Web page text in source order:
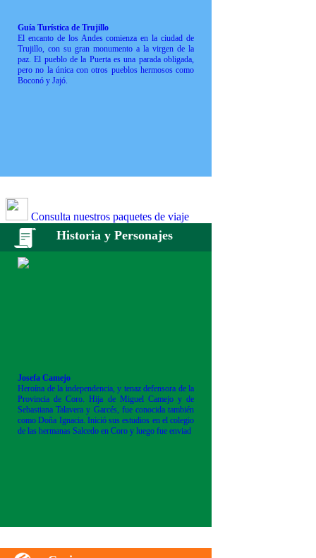
Guía Turística de Trujillo
El encanto de los Andes comienza en la ciudad de
Trujillo, con su gran monumento a la virgen de la
paz. El pueblo de la Puerta es una parada obligada,
pero no la única con otros pueblos hermosos como
Boconó y Jajó.
Consulta nuestros paquetes de viaje
Historia y Personajes
Josefa Camejo
Heroína de la independencia, y tenaz defensora de la
Provincia de Coro. Hija de Miguel Camejo y de
Sebastiana Talavera y Garcés, fue conocida también
como Doña Ignacia. Inició sus estudios en el colegio
de las hermanas Salcedo en Coro y luego fue enviad